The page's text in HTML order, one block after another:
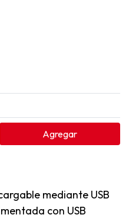
Agregar
mediante USB
con USB